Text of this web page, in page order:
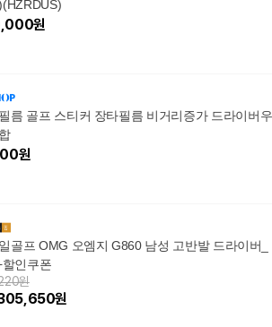
원
름 골프 스티커 장타필름 비거리증가 드라이버우
원
골프 OMG 오엠지 G860 남성 고반발 드라이버_
인쿠폰
원
원